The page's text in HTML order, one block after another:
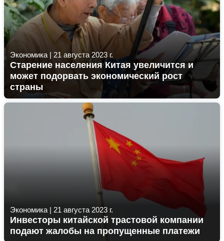
Экономика | 21 августа 2023 г.
Старение населения Китая увеличится и
может подорвать экономический рост
страны
Экономика | 21 августа 2023 г.
Инвесторы китайской трастовой компании
подают жалобы на пропущенные платежи